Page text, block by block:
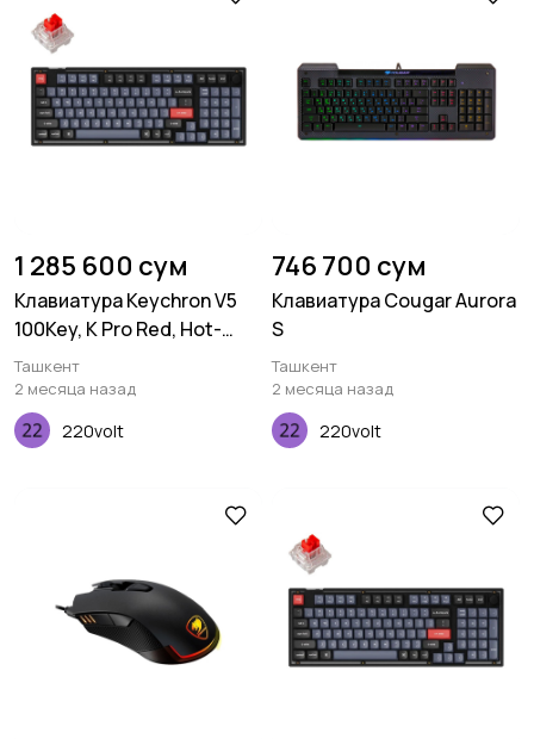
1 285 600 сум
Клавиатура Keychron V5
100Key, K Pro Red, Hot-
Swap, QMK, Knob, USB-A,
EN/UKR, RGB, Frosted Black
Ташкент
2 месяца назад
220volt
746 700 сум
Клавиатура Cougar Aurora
S
Ташкент
2 месяца назад
220volt